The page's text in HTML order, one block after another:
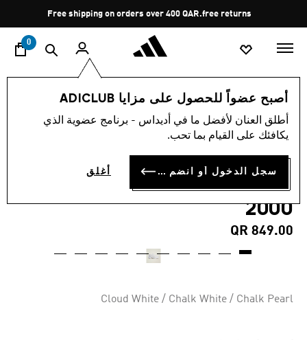
Pause
promotion
rotation
Free shipping on orders over 400 QAR.free returns
0
أصبح عضواً للحصول على مزايا ADICLUB
أطلق العنان لأفضل ما في أديداس - برنامج عضوية الذي
يكافئك على القيام بما تحب.
سجل الدخول أو انضم الآن أغلق
النساء
متوسط
قيمة
4.3
5
نجوم.
4.3 (16)
حذاء ADIDAS BY STELLA
MCCARTNEY SPORTSWEAR
2000
QR 849.00
Cloud White / Chalk White / Chalk Pearl